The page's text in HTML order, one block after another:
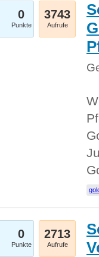
0
Punkte
3743
Aufrufe
0
Punkte
2713
Aufrufe